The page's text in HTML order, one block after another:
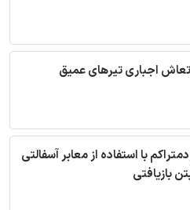
اجباری تیرهای عمیق
با استفاده از معابر آسفالتی
بازیافتی